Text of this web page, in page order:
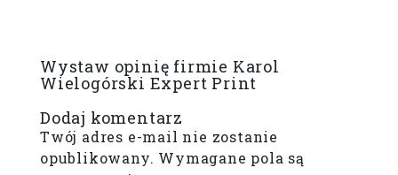
Wystaw opinię firmie Karol
Wielogórski Expert Print
Dodaj komentarz
Twój adres e-mail nie zostanie
opublikowany. Wymagane pola są